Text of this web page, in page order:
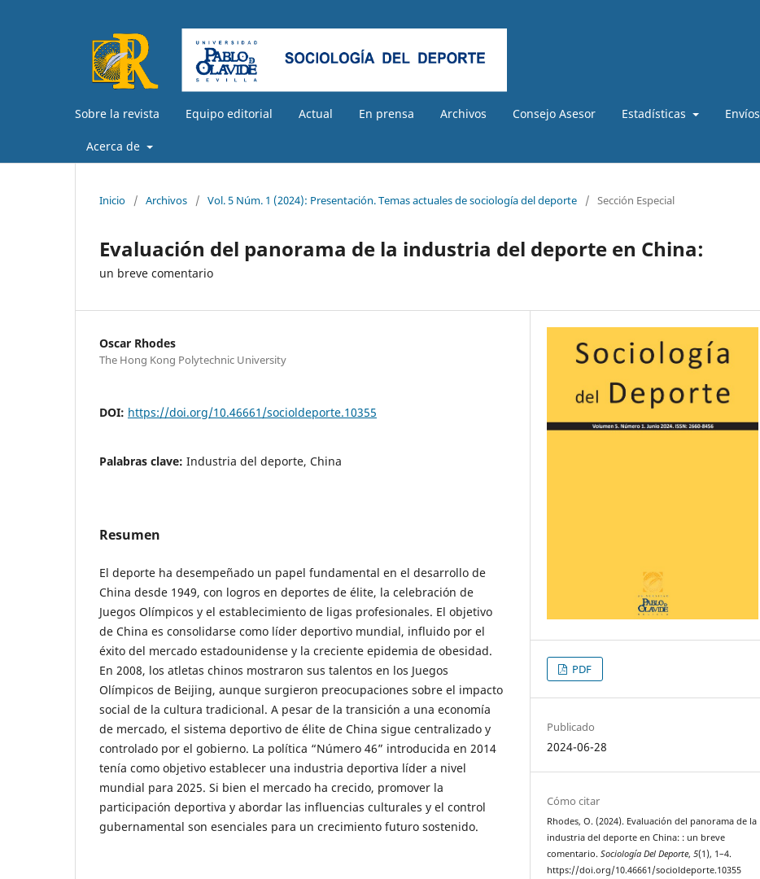
Sobre la revista Equipo editorial Actual En prensa Archivos Consejo Asesor Estadísticas Envíos
Acerca de
Inicio / Archivos / Vol. 5 Núm. 1 (2024): Presentación. Temas actuales de sociología del deporte / Sección Especial
Evaluación del panorama de la industria del deporte en China:
un breve comentario
Oscar Rhodes
The Hong Kong Polytechnic University
DOI: https://doi.org/10.46661/socioldeporte.10355
Palabras clave: Industria del deporte, China
Resumen
El deporte ha desempeñado un papel fundamental en el desarrollo de
China desde 1949, con logros en deportes de élite, la celebración de
Juegos Olímpicos y el establecimiento de ligas profesionales. El objetivo
de China es consolidarse como líder deportivo mundial, influido por el
éxito del mercado estadounidense y la creciente epidemia de obesidad.
En 2008, los atletas chinos mostraron sus talentos en los Juegos
Olímpicos de Beijing, aunque surgieron preocupaciones sobre el impacto
social de la cultura tradicional. A pesar de la transición a una economía
de mercado, el sistema deportivo de élite de China sigue centralizado y
controlado por el gobierno. La política “Número 46” introducida en 2014
tenía como objetivo establecer una industria deportiva líder a nivel
mundial para 2025. Si bien el mercado ha crecido, promover la
participación deportiva y abordar las influencias culturales y el control
gubernamental son esenciales para un crecimiento futuro sostenido.
PDF
Publicado
2024-06-28
Cómo citar
Rhodes, O. (2024). Evaluación del panorama de la
industria del deporte en China: : un breve
comentario.Sociología Del Deporte,5(1), 1–4.
https://doi.org/10.46661/socioldeporte.10355